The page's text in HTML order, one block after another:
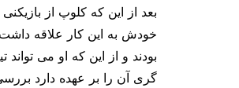
بعد از این که کلوپ از
خودش به این کار علاقه داشت
بودند و از این که او‌ می
گری آن را بر عهده دارد